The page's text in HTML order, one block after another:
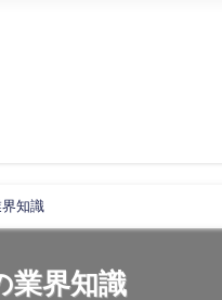
知識
業界知識